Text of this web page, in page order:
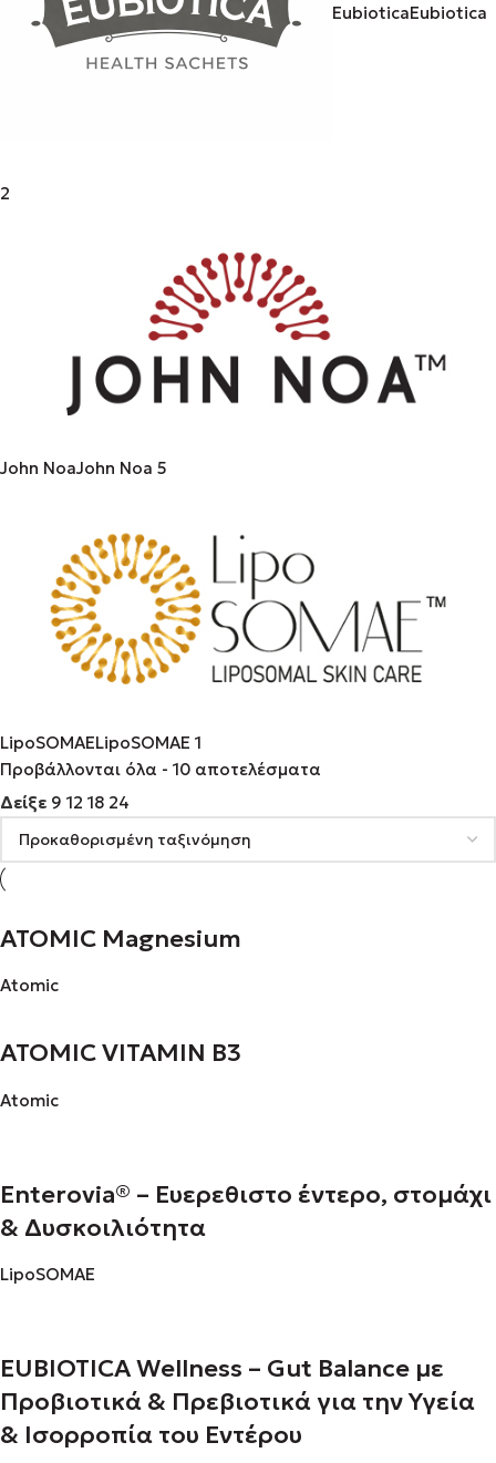
EubioticaEubiotica
2
John NoaJohn Noa 5
LipoSOMAELipoSOMAE 1
Προβάλλονται όλα - 10 αποτελέσματα
Δείξε 9 12 18 24
ATOMIC Magnesium
Atomic
ATOMIC VITAMIN B3
Atomic
Enterovia® – Ευερεθιστο έντερο, στομάχι
& Δυσκοιλιότητα
LipoSOMAE
EUBIOTICA Wellness – Gut Balance με
Προβιοτικά & Πρεβιοτικά για την Υγεία
& Ισορροπία του Εντέρου